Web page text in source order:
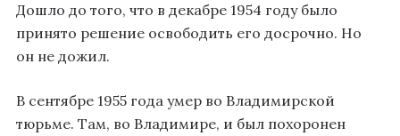
Дошло до того, что в декабре 1954 году было
принято решение освободить его досрочно. Но
он не дожил.
В сентябре 1955 года умер во Владимирской
тюрьме. Там, во Владимире, и был похоронен